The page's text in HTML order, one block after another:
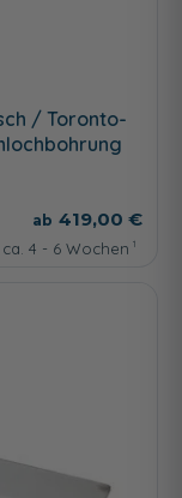
/ Toronto-
419,00 €
4 - 6 Wochen